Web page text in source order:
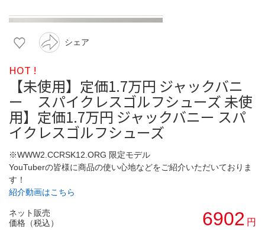
シェア
HOT !
【未使用】定価1.7万円 ジャックバニ
ー スパイクレスゴルフシューズ 未使
用】定価1.7万円 ジャックバニー スパ
イクレスゴルフシューズ
※WWW2.CCRSK12.ORG 限定モデル
YouTuberの皆様に商品の使い心地などをご紹介いただいておりま
す！
紹介動画はこちら
ネット販売
価格（税込）
6902 円